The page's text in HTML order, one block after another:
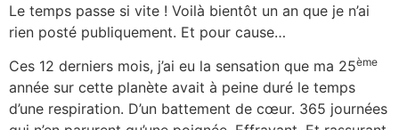
Le temps passe si vite ! Voilà bientôt un an que je n’ai
rien posté publiquement. Et pour cause…
Ces 12 derniers mois, j’ai eu la sensation que ma 25ème
année sur cette planète avait à peine duré le temps
d’une respiration. D’un battement de cœur. 365 journées